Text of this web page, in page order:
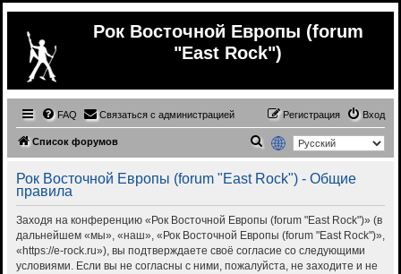
Рок Восточной Европы (forum
"East Rock")
FAQ Связаться с администрацией Вход
Регистрация
Список форумов
и
с
к
Рок Восточной Европы (forum "East Rock") - Общие
правила
Заходя на конференцию «Рок Восточной Европы (forum "East Rock")» (в
дальнейшем «мы», «наш», «Рок Восточной Европы (forum "East Rock")»,
«https://e-rock.ru»), вы подтверждаете своё согласие со следующими
условиями. Если вы не согласны с ними, пожалуйста, не заходите и не